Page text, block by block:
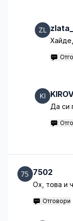
Да си
7502
Ох, това и
Отговори